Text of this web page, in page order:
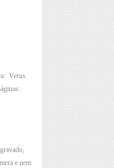
Verus
e nem